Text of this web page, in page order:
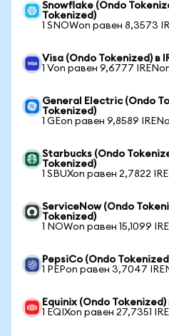
Snowflake (Ondo
Tokenized)
1 SNOWon равен 8,3573
Visa (Ondo Tokenized) в
1 Von равен 9,6777
General Electric (Ondo
Tokenized)
1 GEon равен 9,8589
Starbucks (Ondo
Tokenized)
1 SBUXon равен 2,7822
ServiceNow (Ondo
Tokenized)
1 NOWon равен 15,1099
PepsiCo (Ondo
1 PEPon равен 3,7047
Equinix (Ondo
1 EQIXon равен 27,7351